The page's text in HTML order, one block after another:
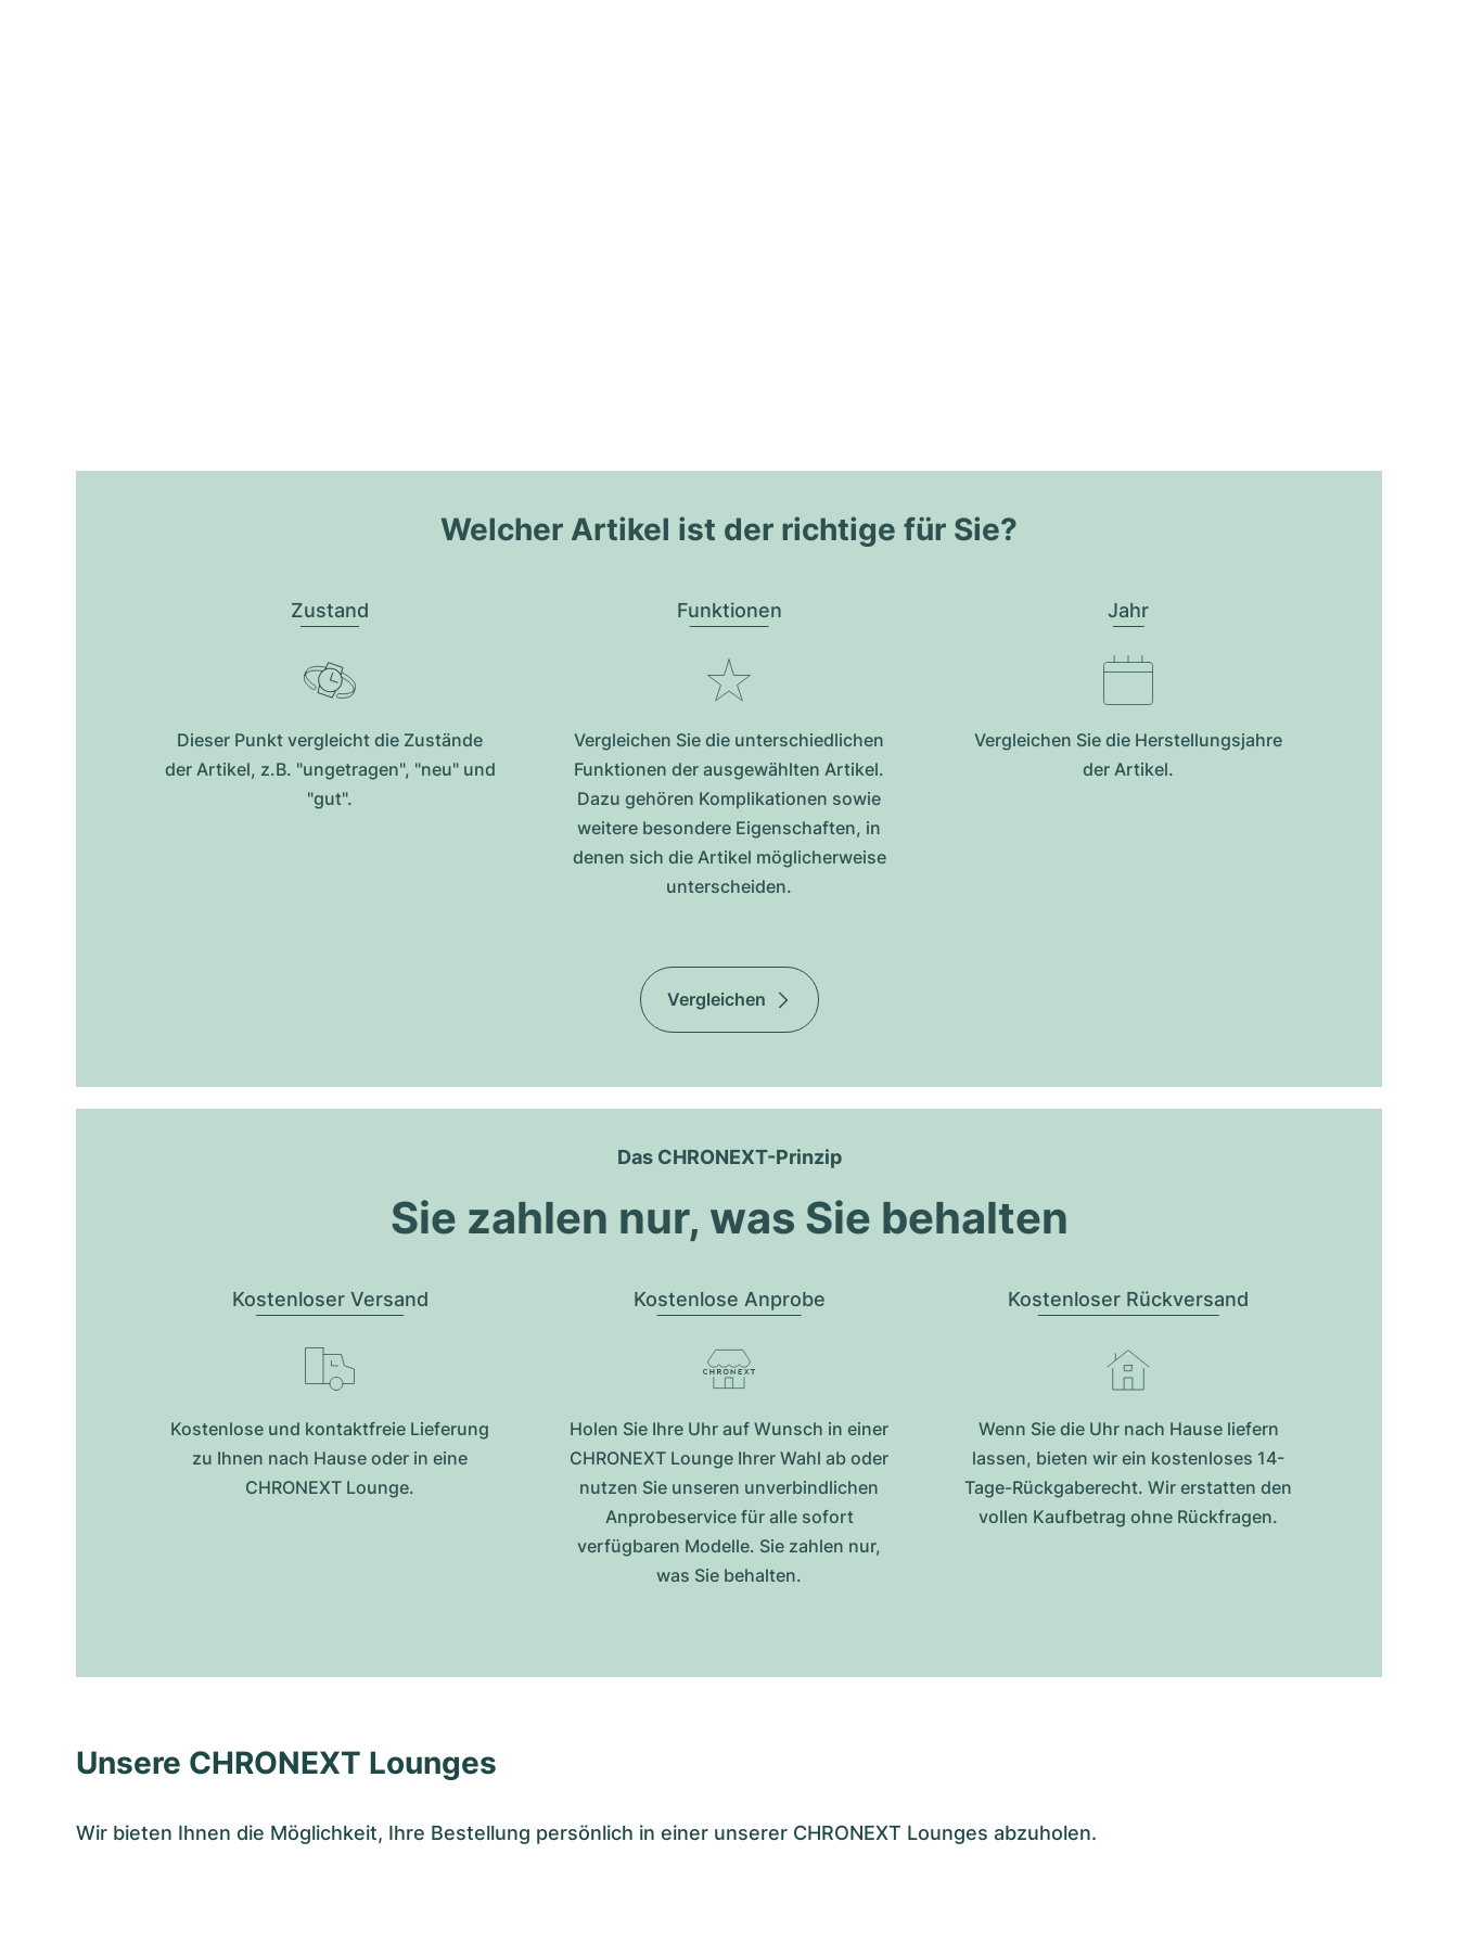
Welcher Artikel ist der richtige für Sie?
Zustand
Dieser Punkt vergleicht die Zustände
der Artikel, z.B. "ungetragen", "neu" und
"gut".
Funktionen
Vergleichen Sie die unterschiedlichen
Funktionen der ausgewählten Artikel.
Dazu gehören Komplikationen sowie
weitere besondere Eigenschaften, in
denen sich die Artikel möglicherweise
unterscheiden.
Jahr
Vergleichen Sie die Herstellungsjahre
der Artikel.
Vergleichen
Das CHRONEXT-Prinzip
Sie zahlen nur, was Sie behalten
Kostenloser Versand
Kostenlose und kontaktfreie Lieferung
zu Ihnen nach Hause oder in eine
CHRONEXT Lounge.
Kostenlose Anprobe
Holen Sie Ihre Uhr auf Wunsch in einer
CHRONEXT Lounge Ihrer Wahl ab oder
nutzen Sie unseren unverbindlichen
Anprobeservice für alle sofort
verfügbaren Modelle. Sie zahlen nur,
was Sie behalten.
Kostenloser Rückversand
Wenn Sie die Uhr nach Hause liefern
lassen, bieten wir ein kostenloses 14-
Tage-Rückgaberecht. Wir erstatten den
vollen Kaufbetrag ohne Rückfragen.
Unsere CHRONEXT Lounges
Wir bieten Ihnen die Möglichkeit, Ihre Bestellung persönlich in einer unserer CHRONEXT Lounges abzuholen.